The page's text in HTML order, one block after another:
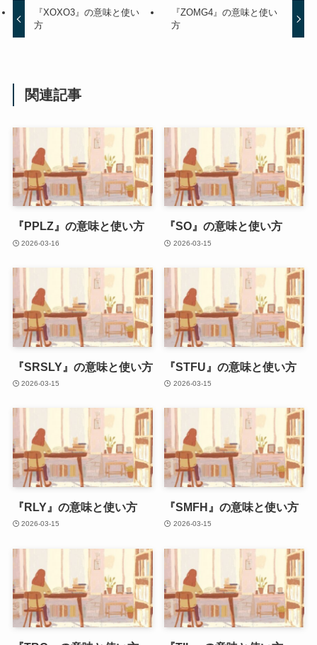
『XOXO3』の意味と使い
方
『ZOMG4』の意味と使い
方
関連記事
『PPLZ』の意味と使い方
2026-03-16
『SO』の意味と使い方
2026-03-15
『SRSLY』の意味と使い方
2026-03-15
『STFU』の意味と使い方
2026-03-15
『RLY』の意味と使い方
2026-03-15
『SMFH』の意味と使い方
2026-03-15